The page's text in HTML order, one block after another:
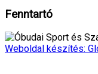
Fenntartó
Óbudai Sport és
Weboldal készítés: